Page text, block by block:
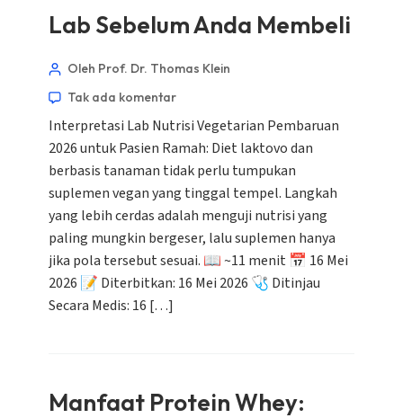
Lab Sebelum Anda Membeli
Oleh Prof. Dr. Thomas Klein
Tak ada komentar
Interpretasi Lab Nutrisi Vegetarian Pembaruan
2026 untuk Pasien Ramah: Diet laktovo dan
berbasis tanaman tidak perlu tumpukan
suplemen vegan yang tinggal tempel. Langkah
yang lebih cerdas adalah menguji nutrisi yang
paling mungkin bergeser, lalu suplemen hanya
jika pola tersebut sesuai. 📖 ~11 menit 📅 16 Mei
2026 📝 Diterbitkan: 16 Mei 2026 🩺 Ditinjau
Secara Medis: 16 […]
Manfaat Protein Whey: